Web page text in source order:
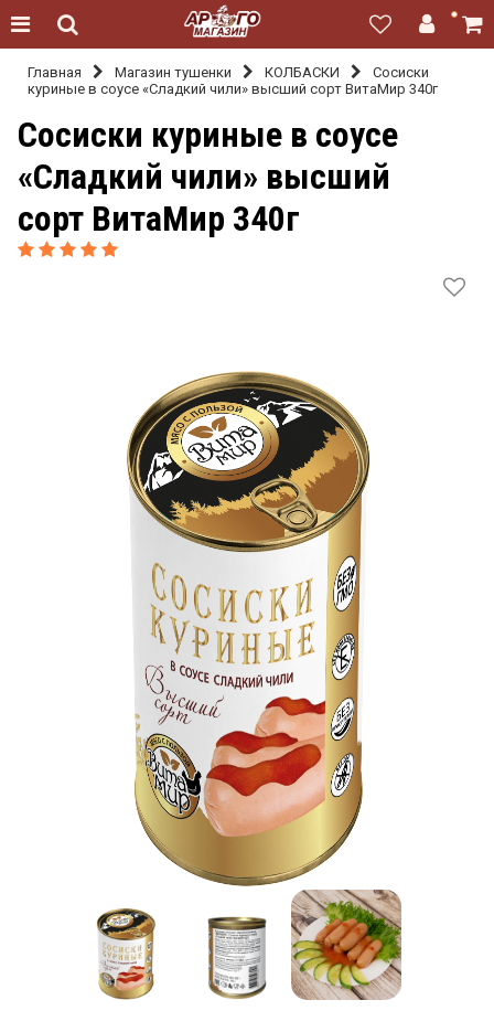
Главная Магазин тушенки КОЛБАСКИ
Сосиски
куриные в соусе «Сладкий чили» высший сорт ВитаМир 340г
Сосиски куриные в соусе
«Сладкий чили» высший
сорт ВитаМир 340г